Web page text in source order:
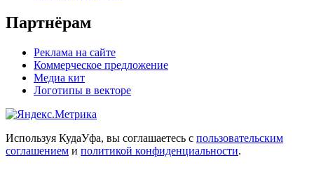
Партнёрам
Реклама на сайте
Коммерческое предложение
Медиа кит
Логотипы в векторе
Используя КудаУфа, вы соглашаетесь с пользовательским
соглашением и политикой конфиденциальности.